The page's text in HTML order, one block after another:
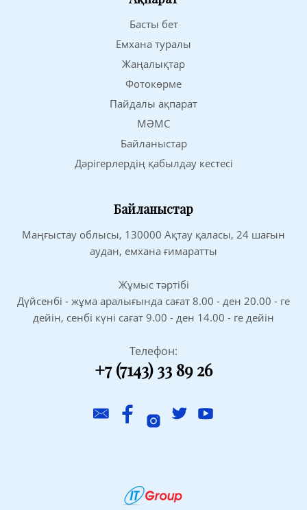
Басты бет
Емхана туралы
Жаңалықтар
Фотокөрме
Пайдалы ақпарат
МӘМС
Байланыстар
Дәрігерлердің қабылдау кестесі
Байланыстар
Маңғыстау облысы, 130000 Ақтау қаласы, 24 шағын
аудан, емхана ғимаратты
Жұмыс тәртібі
Дүйсенбі - жұма аралығында сағат 8.00 - ден 20.00 - ге
дейін, сенбі күні сағат 9.00 - ден 14.00 - ге дейін
Телефон:
+7 (7143) 33 89 26